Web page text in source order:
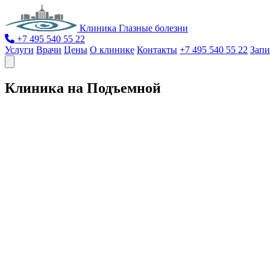
Клиника Глазные болезни
+7 495 540 55 22
Услуги Врачи Цены О клинике Контакты +7 495 540 55 22
Клиника на Подъемной